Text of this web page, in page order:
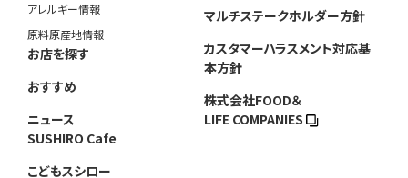
アレルギー情報
原料原産地情報
お店を探す
おすすめ
ニュース
SUSHIRO Cafe
こどもスシロー
マルチステークホルダー方針
カスタマーハラスメント対応基
本方針
株式会社FOOD＆
LIFE COMPANIES